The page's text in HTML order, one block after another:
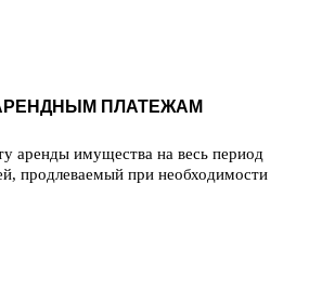
ПЛАТЕЖАМ
аренды имущества на весь период
продлеваемый при необходимости